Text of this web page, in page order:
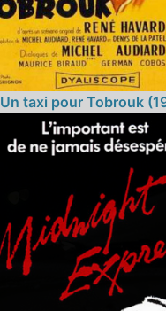
Un taxi pour Tobrouk